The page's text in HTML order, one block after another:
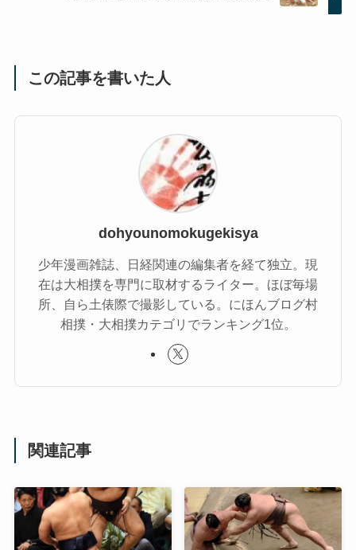
この記事を書いた人
dohyounomokugekisya
少年漫画雑誌、日経関連の編集者を経て独立。現
在は大相撲を専門に取材するライター。ほぼ毎場
所、自ら土俵際で撮影している。にほんブログ村
相撲・大相撲カテゴリでランキング1位。
関連記事